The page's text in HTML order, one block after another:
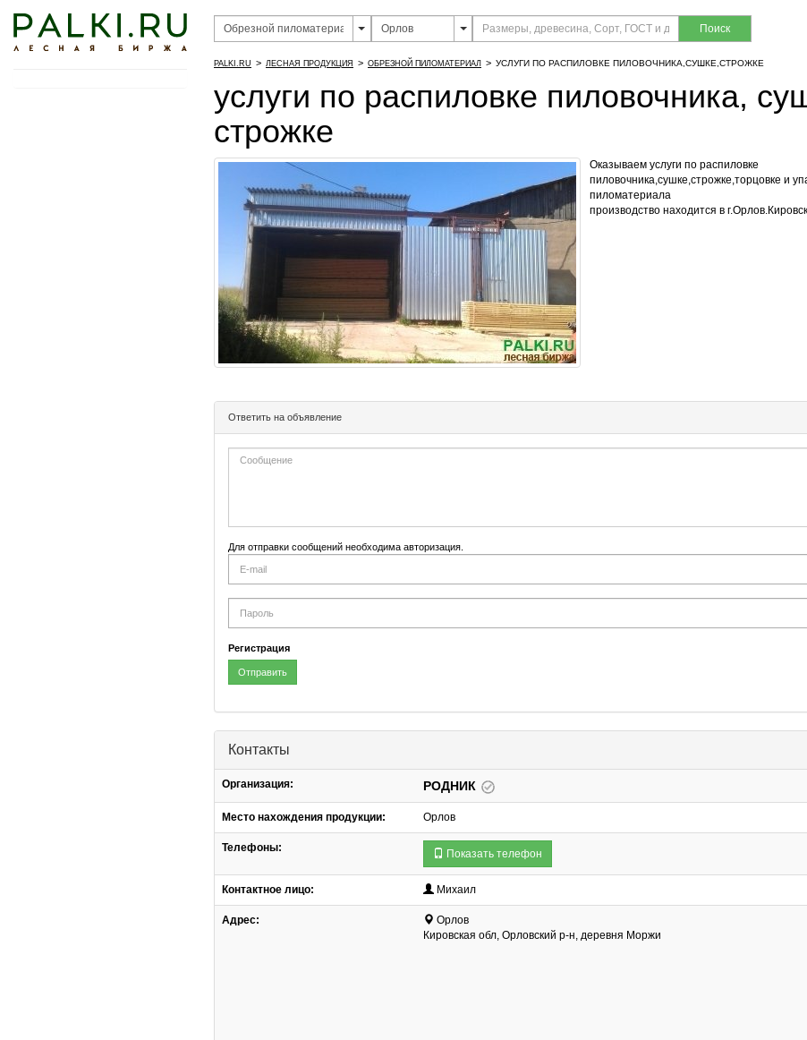
Поиск
PALKI.RU > ЛЕСНАЯ ПРОДУКЦИЯ > ОБРЕЗНОЙ ПИЛОМАТЕРИАЛ > УСЛУГИ ПО РАСПИЛОВКЕ ПИЛОВОЧНИКА,СУШКЕ,СТРОЖКЕ
услуги по распиловке пиловочника,
строжке
Оказываем услуги по распиловке
пиловочника,сушке,строжке,торцовке и
пиломатериала
производство находится в
Ответить на объявление
Для отправки сообщений необходима авторизация.
mail
Регистрация
Отправить
Контакты
Организация: РОДНИК
Место нахождения продукции: Орлов
Телефоны: Показать телефон
Контактное лицо: Михаил
Адрес:
Орлов
Кировская обл, Орловский р-н, деревня Моржи